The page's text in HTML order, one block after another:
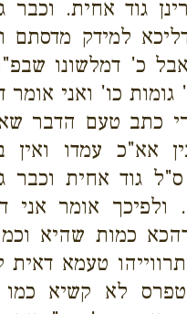
גוד אחית. וכבר
למידק מדסתם
אבל כ' דמלשונו
גומות כו' ואני
כתב טעם הדבר
אא"כ עמדו
גוד אחית וכבר
אומר אני
כמות שהיא
טעמא דאית
לא קשיא